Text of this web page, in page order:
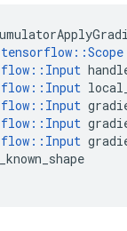
tensorflow ::Scope
:: Input
:: Input
:: Input
:: Input
:: Input